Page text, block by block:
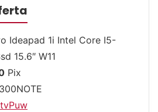
Ideapad 1i Intel Core I5-
15.6″ W11
Pix
300NOTE